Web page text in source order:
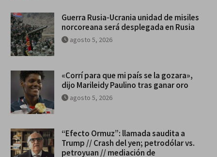
Guerra Rusia-Ucrania unidad de misiles
norcoreana será desplegada en Rusia
agosto 5, 2026
«Corrí para que mi país se la gozara»,
dijo Marileidy Paulino tras ganar oro
agosto 5, 2026
“Efecto Ormuz”: llamada saudita a
Trump // Crash del yen; petrodólar vs.
petroyuan // mediación de